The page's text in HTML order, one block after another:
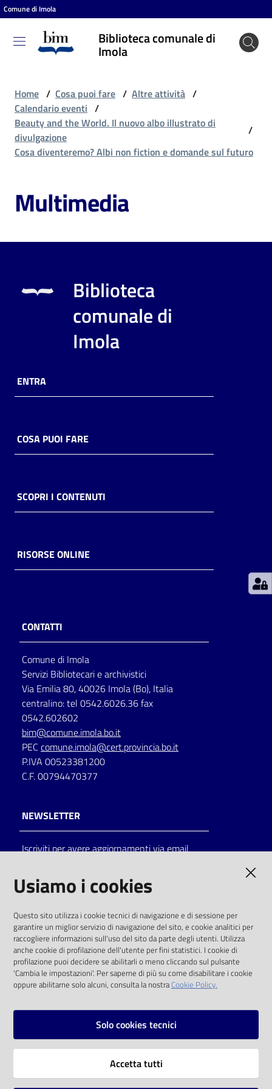
Vai al contenuto
Vai alla navigazione
Vai al footer
Comune di Imola
Biblioteca comunale di
Imola
Biblioteca
comunale
Entra
puoi
fare
contenuti
Casa
Archivio
storico
Patto
Seguici
su
on line
Eventi
Chiedi al
bibliotecario
Avvisi
Orari
Home / Cosa puoi fare / Altre attività /
Calendario eventi /
Beauty and the World. Il nuovo albo illustrato di
divulgazione
/
Cosa diventeremo? Albi non fiction e domande sul futuro
Multimedia
Biblioteca
comunale di
Imola
ENTRA
COSA PUOI FARE
SCOPRI I CONTENUTI
RISORSE ONLINE
CONTATTI
Comune di Imola
Servizi Bibliotecari e archivistici
Via Emilia 80, 40026 Imola (Bo), Italia
centralino: tel 0542.6026.36 fax
0542.602602
bim@comune.imola.bo.it
PEC comune.imola@cert.provincia.bo.it
P.IVA 00523381200
C.F. 00794470377
NEWSLETTER
Iscriviti per avere aggiornamenti via email
solo alle condizioni previste dalla direttiva
comunitaria 2003/98/CE e dal d.lgs. 36/2006
SOCIAL
Instagram
Vai alla pagina
Usiamo i cookies
Questo sito utilizza i cookie tecnici di navigazione e di sessione per
garantire un miglior servizio di navigazione del sito, e cookie analitici per
raccogliere informazioni sull'uso del sito da parte degli utenti. Utilizza
anche cookie di profilazione dell'utente per fini statistici. I cookie di
profilazione puoi decidere se abilitarli o meno cliccando sul pulsante
'Cambia le impostazioni'. Per saperne di più su come disabilitare i cookie
oppure abilitarne solo alcuni, consulta la nostraCookie Policy.
Solo cookies tecnici
Accetta tutti